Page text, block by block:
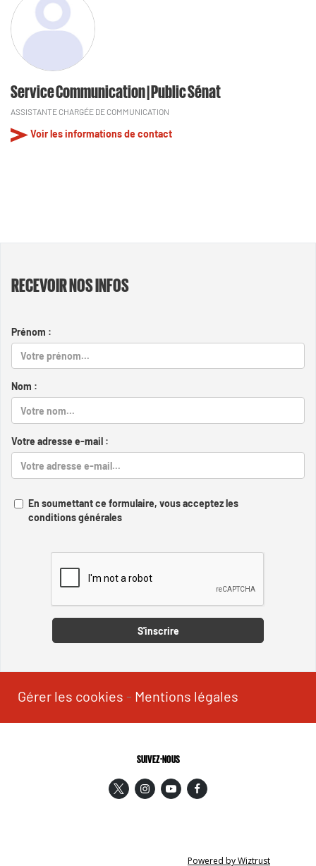
Service Communication | Public Sénat
ASSISTANTE CHARGÉE DE COMMUNICATION
Voir les informations de contact
RECEVOIR NOS INFOS
Prénom :
Nom :
Votre adresse e-mail :
En soumettant ce formulaire, vous acceptez les
conditions générales
S'inscrire
Gérer les cookies - Mentions légales
SUIVEZ-NOUS
Powered by Wiztrust